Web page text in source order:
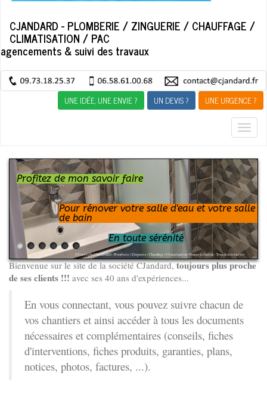
CJANDARD - PLOMBERIE / ZINGUERIE / CHAUFFAGE /
CLIMATISATION / PAC
agencements & suivi des travaux
UNE IDÉE, UNE ENVIE ? UN DEVIS ? UNE URGENCE ?
© Copyright CJANDARD - Plomberie / Zinguerie / Chauffage / Climatisation / Pompe à chaleur - Tous droits réservés
Profitez de mon savoir faire
Pour rénover votre salle d'eau et votre salle
de bain
En toute sérénité
Bienvenue sur le site de la société CJandard,toujours plus proche
de ses clients !!! avec ses 40 ans d'expériences...
En vous connectant, vous pouvez suivre chacun de
vos chantiers et ainsi accéder à tous les documents
nécessaires et complémentaires (conseils, fiches
d'interventions, fiches produits, garanties, plans,
notices, photos, factures, ...).